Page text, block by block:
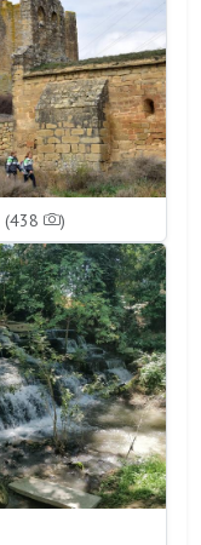
(438 )